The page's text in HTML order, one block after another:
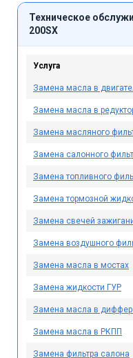
Техническое
200SX
Услуга
Замена масла в
Замена масла в
Замена масляного
Замена салонного
Замена топливного
Замена тормозной
Замена свечей
Замена воздушного
Замена масла в мостах
Замена жидкости ГУР
Замена масла в
Замена масла в РКПП
Замена фильтра салона